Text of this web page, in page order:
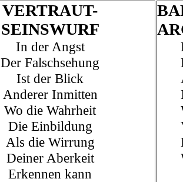
VERTRAUT-
SEINSWURF
In der Angst
Der Falschsehung
Ist der Blick
Anderer Inmitten
Wo die Wahrheit
Die Einbildung
Als die Wirrung
Deiner Aberkeit
Erkennen kann